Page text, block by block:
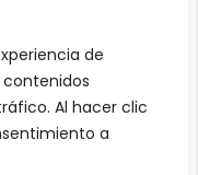
de
Al hacer clic
a